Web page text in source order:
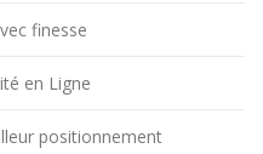
finesse
en Ligne
positionnement